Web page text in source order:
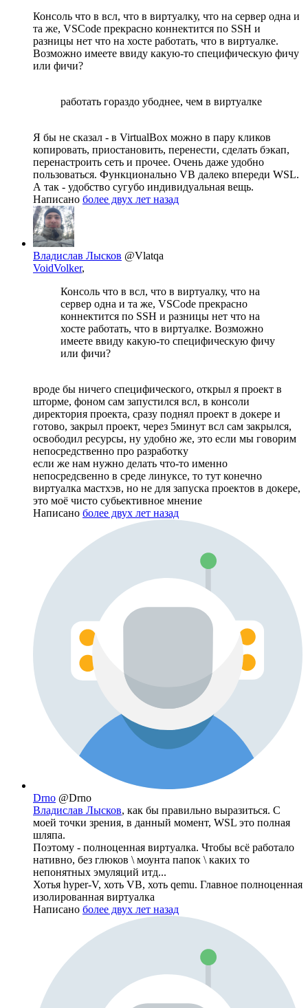
Консоль что в всл, что в виртуалку, что на сервер одна и
та же, VSCode прекрасно коннектится по SSH и
разницы нет что на хосте работать, что в виртуалке.
Возможно имеете ввиду какую-то специфическую фичу
или фичи?
работать гораздо убоднее, чем в виртуалке
Я бы не сказал - в VirtualBox можно в пару кликов
копировать, приостановить, перенести, сделать бэкап,
перенастроить сеть и прочее. Очень даже удобно
пользоваться. Функционально VB далеко впереди WSL.
А так - удобство сугубо индивидуальная вещь.
Написано более двух лет назад
Владислав Лысков @Vlatqa
VoidVolker,
Консоль что в всл, что в виртуалку, что на
сервер одна и та же, VSCode прекрасно
коннектится по SSH и разницы нет что на
хосте работать, что в виртуалке. Возможно
имеете ввиду какую-то специфическую фичу
или фичи?
вроде бы ничего специфического, открыл я проект в
шторме, фоном сам запустился всл, в консоли
директория проекта, сразу поднял проект в докере и
готово, закрыл проект, через 5минут всл сам закрылся,
освободил ресурсы, ну удобно же, это если мы говорим
непосредственно про разработку
если же нам нужно делать что-то именно
непосредсвенно в среде линуксе, то тут конечно
виртуалка мастхэв, но не для запуска проектов в докере,
это моё чисто субьективное мнение
Написано более двух лет назад
Drno @Drno
Владислав Лысков, как бы правильно выразиться. С
моей точки зрения, в данный момент, WSL это полная
шляпа.
Поэтому - полноценная виртуалка. Чтобы всё работало
нативно, без глюков \ моунта папок \ каких то
непонятных эмуляций итд...
Хотья hyper-V, хоть VB, хоть qemu. Главное полноценная
изолированная виртуалка
Написано более двух лет назад